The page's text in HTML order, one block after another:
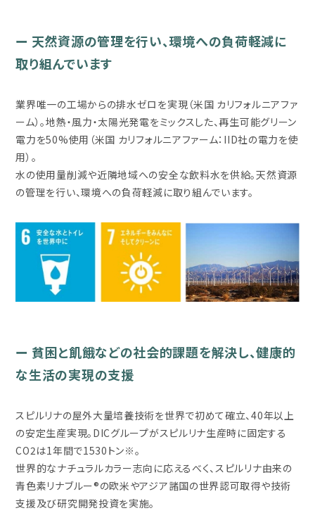
ー 天然資源の管理を行い、環境への負荷軽減に
取り組んでいます
業界唯一の工場からの排水ゼロを実現（米国 カリフォルニアファ
ーム）。地熱・風力・太陽光発電をミックスした、再生可能グリーン
電力を50%使用（米国 カリフォルニアファーム：IID社の電力を使
用）。
水の使用量削減や近隣地域への安全な飲料水を供給。天然資源
の管理を行い、環境への負荷軽減に取り組んでいます。
ー 貧困と飢餓などの社会的課題を解決し、健康的
な生活の実現の支援
スピルリナの屋外大量培養技術を世界で初めて確立、40年以上
の安定生産実現。DICグループがスピルリナ生産時に固定する
CO2は1年間で1530トン※。
世界的なナチュラルカラー志向に応えるべく、スピルリナ由来の
青色素リナブルー®の欧米やアジア諸国の世界認可取得や技術
支援及び研究開発投資を実施。